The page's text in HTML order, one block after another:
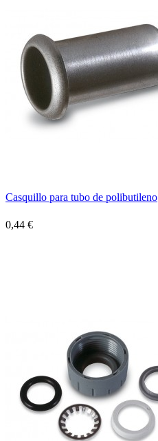
Casquillo para tubo de polibutileno
0,44 €